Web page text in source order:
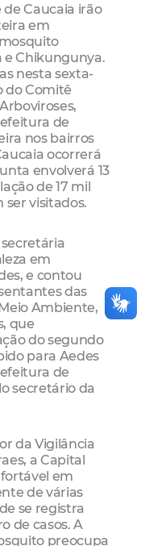
Caucaia irão
em
e Chikungunya.
nesta sexta-
do Comitê
de
nos bairros
ocorrerá
envolverá 13
de 17 mil
ser visitados.
em
e contou
das
Ambiente,
que
do segundo
para Aedes
de
secretário da
da Vigilância
a Capital
em
de várias
se registra
de casos. A
preocupa